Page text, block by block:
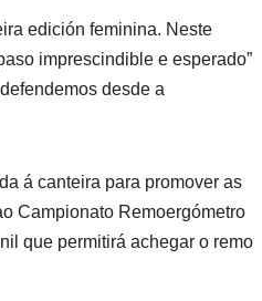
edición feminina. Neste
imprescindible e esperado”
desde a
á canteira para promover as
Campionato Remoergómetro
que permitirá achegar o remo